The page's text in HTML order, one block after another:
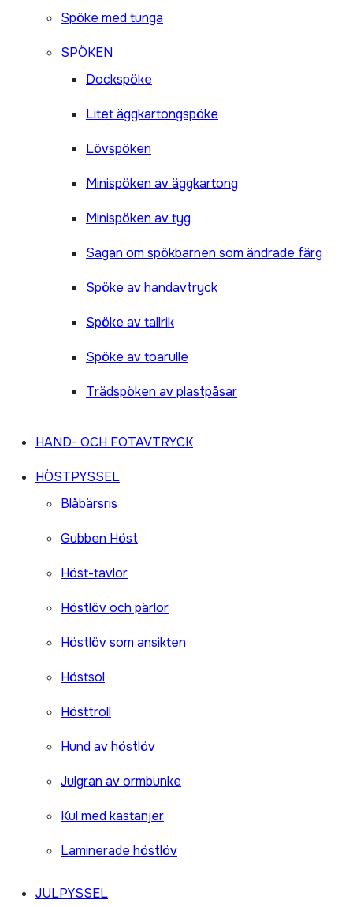
Spöke med tunga
SPÖKEN
Dockspöke
Litet äggkartongspöke
Lövspöken
Minispöken av äggkartong
Minispöken av tyg
Sagan om spökbarnen som ändrade färg
Spöke av handavtryck
Spöke av tallrik
Spöke av toarulle
Trädspöken av plastpåsar
HAND- OCH FOTAVTRYCK
HÖSTPYSSEL
Blåbärsris
Gubben Höst
Höst-tavlor
Höstlöv och pärlor
Höstlöv som ansikten
Höstsol
Hösttroll
Hund av höstlöv
Julgran av ormbunke
Kul med kastanjer
Laminerade höstlöv
JULPYSSEL